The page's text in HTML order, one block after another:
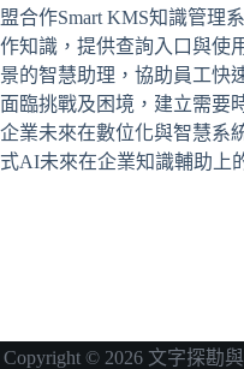
盟合作Smart KMS知識管理
作知識，提供查詢入口與使
景的智慧助理，協助員工快
面臨挑戰及困境，建立需要
企業未來在數位化與智慧系
式AI未來在企業知識輔助上
Copyright © 2026 文字探勘